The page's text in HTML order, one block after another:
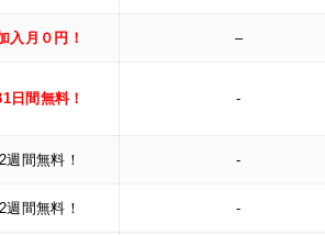
入月０円！ –
日間無料！ -
2週間無料！ -
2週間無料！ -